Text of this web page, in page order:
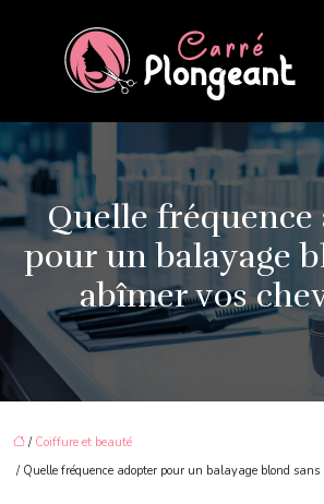
Quelle
pour un balayage
abîmer vos
/ Coiffure et beauté
/ Quelle fréquence adopter pour un balayage blond sans